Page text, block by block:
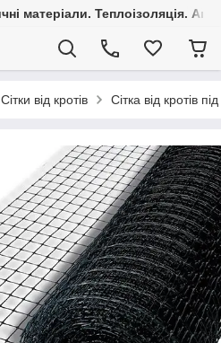
матеріали. Теплоізоляція.
Сітки від кротів Сітка від кротів